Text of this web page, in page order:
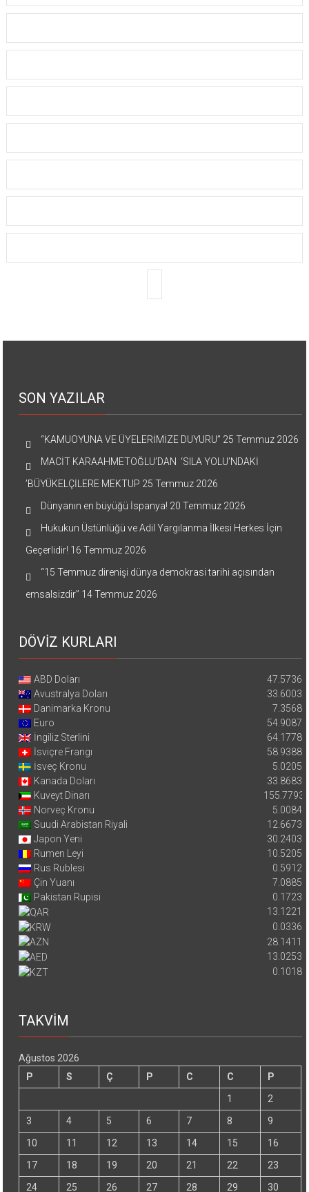
SON YAZILAR
“KAMUOYUNA VE ÜYELERİMİZE DUYURU” 25 Temmuz 2026
MACİT KARAAHMETOĞLU’DAN ‘SILA YOLU’NDAKİ
’BÜYÜKELÇİLERE MEKTUP 25 Temmuz 2026
Dünyanın en büyüğü İspanya! 20 Temmuz 2026
Hukukun Üstünlüğü ve Adil Yargılanma İlkesi Herkes İçin
Geçerlidir! 16 Temmuz 2026
“15 Temmuz direnişi dünya demokrasi tarihi açısından
emsalsizdir” 14 Temmuz 2026
DÖVİZ KURLARI
ABD Doları
47.5736
Avustralya Doları
33.6003
Danimarka Kronu
7.3568
Euro
54.9087
İngiliz Sterlini
64.1778
İsviçre Frangı
58.9388
İsveç Kronu
5.0205
Kanada Doları
33.8683
Kuveyt Dinarı
155.7793
Norveç Kronu
5.0084
Suudi Arabistan Riyali
12.6673
Japon Yeni
30.2403
Rumen Leyi
10.5205
Rus Rublesi
0.5912
Çin Yuanı
7.0885
Pakistan Rupisi
0.1723
13.1221
0.0336
28.1411
13.0253
0.1018
TAKVİM
Ağustos 2026
P
S Ç P C C
P
1
2
3
4 5 6 7 8
9
10
11 12 13 14 15
16
17
18 19 20 21 22
23
24
25 26 27 28 29 30